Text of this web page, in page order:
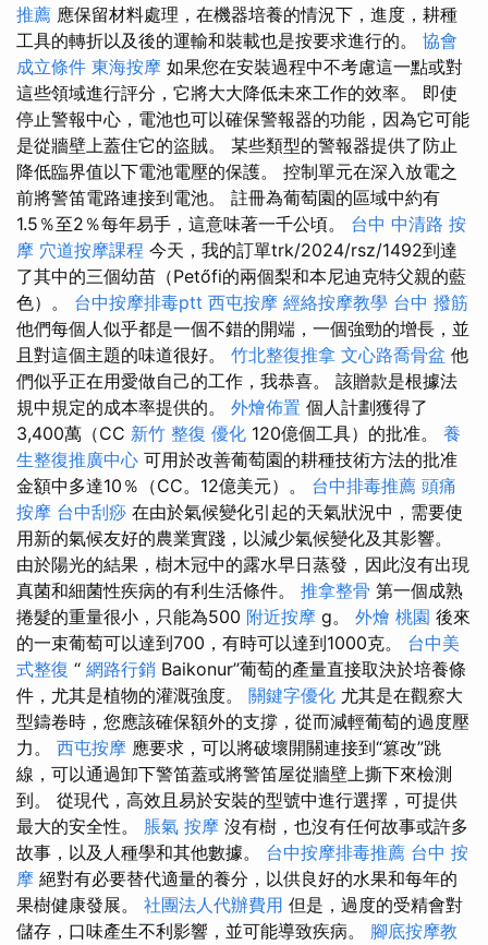
推薦 應保留材料處理，在機器培養的情況下，進度，耕種
工具的轉折以及後的運輸和裝載也是按要求進行的。 協會
成立條件 東海按摩 如果您在安裝過程中不考慮這一點或對
這些領域進行評分，它將大大降低未來工作的效率。 即使
停止警報中心，電池也可以確保警報器的功能，因為它可能
是從牆壁上蓋住它的盜賊。 某些類型的警報器提供了防止
降低臨界值以下電池電壓的保護。 控制單元在深入放電之
前將警笛電路連接到電池。 註冊為葡萄園的區域中約有
1.5％至2％每年易手，這意味著一千公頃。 台中 中清路 按
摩 穴道按摩課程 今天，我的訂單trk/2024/rsz/1492到達
了其中的三個幼苗（Petőfi的兩個梨和本尼迪克特父親的藍
色）。 台中按摩排毒ptt 西屯按摩 經絡按摩教學 台中 撥筋
他們每個人似乎都是一個不錯的開端，一個強勁的增長，並
且對這個主題的味道很好。 竹北整復推拿 文心路喬骨盆 他
們似乎正在用愛做自己的工作，我恭喜。 該贈款是根據法
規中規定的成本率提供的。 外燴佈置 個人計劃獲得了
3,400萬（CC 新竹 整復 優化 120億個工具）的批准。 養
生整復推廣中心 可用於改善葡萄園的耕種技術方法的批准
金額中多達10％（CC。12億美元）。 台中排毒推薦 頭痛
按摩 台中刮痧 在由於氣候變化引起的天氣狀況中，需要使
用新的氣候友好的農業實踐，以減少氣候變化及其影響。
由於陽光的結果，樹木冠中的露水早日蒸發，因此沒有出現
真菌和細菌性疾病的有利生活條件。 推拿整骨 第一個成熟
捲髮的重量很小，只能為500 附近按摩 g。 外燴 桃園 後來
的一束葡萄可以達到700，有時可以達到1000克。 台中美
式整復 “ 網路行銷 Baikonur”葡萄的產量直接取決於培養條
件，尤其是植物的灌溉強度。 關鍵字優化 尤其是在觀察大
型鑄卷時，您應該確保額外的支撐，從而減輕葡萄的過度壓
力。 西屯按摩 應要求，可以將破壞開關連接到“篡改”跳
線，可以通過卸下警笛蓋或將警笛屋從牆壁上撕下來檢測
到。 從現代，高效且易於安裝的型號中進行選擇，可提供
最大的安全性。 脹氣 按摩 沒有樹，也沒有任何故事或許多
故事，以及人種學和其他數據。 台中按摩排毒推薦 台中 按
摩 絕對有必要替代適量的養分，以供良好的水果和每年的
果樹健康發展。 社團法人代辦費用 但是，過度的受精會對
儲存，口味產生不利影響，並可能導致疾病。 腳底按摩教